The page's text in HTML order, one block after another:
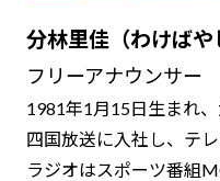
分林里佳（わけば
フリーアナウンサー
1981年1月15日生まれ
四国放送に入社し、テ
ラジオはスポーツ番組